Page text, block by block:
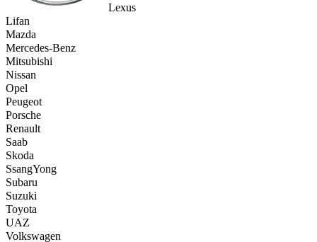
Lexus
Lifan
Mazda
Mercedes-Benz
Mitsubishi
Nissan
Opel
Peugeot
Porsche
Renault
Saab
Skoda
SsangYong
Subaru
Suzuki
Toyota
UAZ
Volkswagen